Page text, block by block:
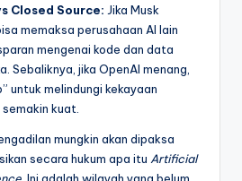
Closed Source: Jika Musk
memaksa perusahaan AI lain
mengenai kode dan data
Sebaliknya, jika OpenAI menang,
untuk melindungi kekayaan
kuat.
mungkin akan dipaksa
secara hukum apa itu Artificial